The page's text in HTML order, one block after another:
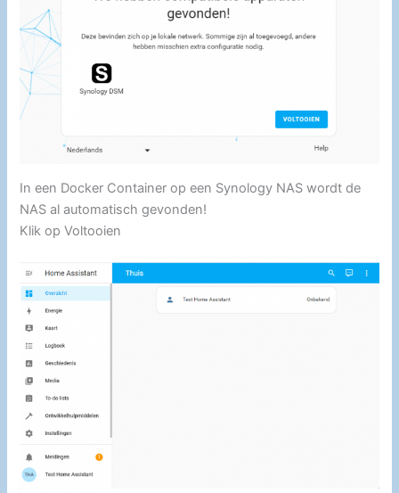
In een Docker Container op een Synology NAS wordt de
NAS al automatisch gevonden!
Klik op Voltooien